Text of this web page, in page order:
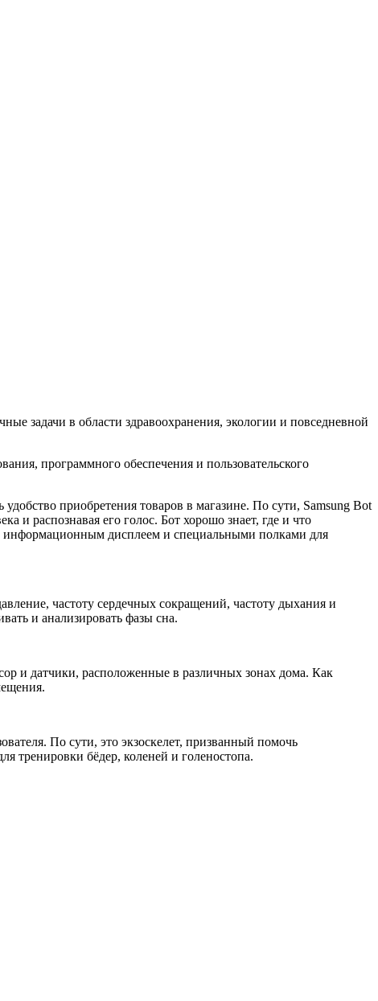
задачи в области здравоохранения, экологии и повседневной
программного обеспечения и пользовательского
приобретения товаров в магазине. По сути, Samsung Bot
распознавая его голос. Бот хорошо знает, где и что
информационным дисплеем и специальными полками для
частоту сердечных сокращений, частоту дыхания и
и анализировать фазы сна.
и датчики, расположенные в различных зонах дома. Как
По сути, это экзоскелет, призванный помочь
тренировки бёдер, коленей и голеностопа.